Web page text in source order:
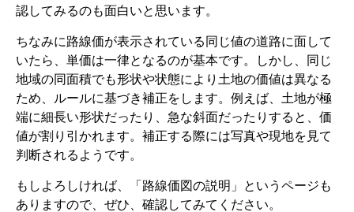
認してみるのも面白いと思います。
ちなみに路線価が表示されている同じ値の道路に面して
いたら、単価は一律となるのが基本です。しかし、同じ
地域の同面積でも形状や状態により土地の価値は異なる
ため、ルールに基づき補正をします。例えば、土地が極
端に細長い形状だったり、急な斜面だったりすると、価
値が割り引かれます。補正する際には写真や現地を見て
判断されるようです。
もしよろしければ、「路線価図の説明」というページも
ありますので、ぜひ、確認してみてください。